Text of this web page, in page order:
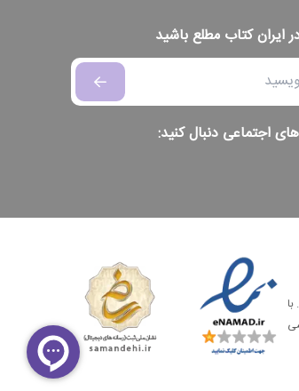
ایران کتاب مطلع باشید
اجتماعی دنبال کنید: